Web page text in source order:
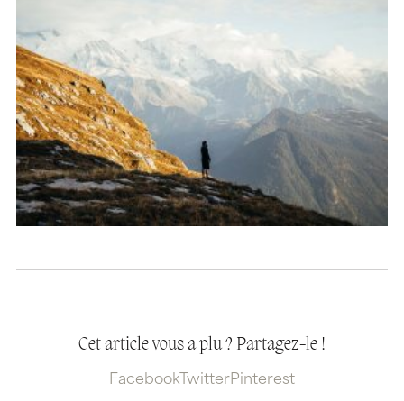
Cet article vous a plu ? Partagez-le !
Facebook TwitterPinterest